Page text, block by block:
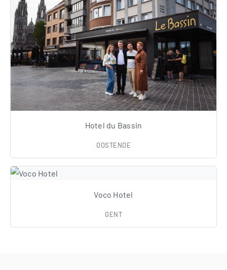
Hotel du Bassin
OOSTENDE
Voco Hotel
GENT